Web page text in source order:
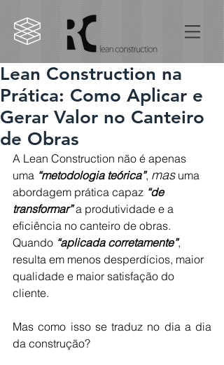
Lean Construction na
Prática: Como Aplicar e
Gerar Valor no Canteiro
de Obras
A Lean Construction não é apenas
uma “metodologia teórica”, mas uma
abordagem prática capaz “de
transformar” a produtividade e a
eficiência no canteiro de obras.
Quando “aplicada corretamente”,
resulta em menos desperdícios, maior
qualidade e maior satisfação do
cliente.
Mas como isso se traduz no dia a dia
da construção?